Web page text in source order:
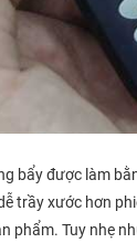
bẩy được làm
trầy xước hơn
phẩm. Tuy nhẹ